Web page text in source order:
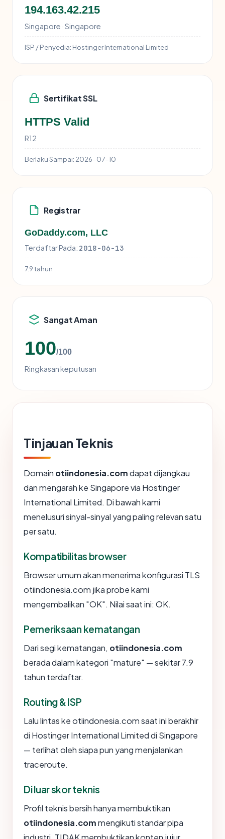
194.163.42.215
Singapore · Singapore
ISP / Penyedia: Hostinger International Limited
Sertifikat SSL
HTTPS Valid
R12
Berlaku Sampai: 2026-07-10
Registrar
GoDaddy.com, LLC
Terdaftar Pada: 2018-06-13
7.9 tahun
Sangat Aman
100/100
Ringkasan keputusan
Tinjauan Teknis
Domain otiindonesia.comdapat dijangkau
dan mengarah ke Singapore via Hostinger
International Limited. Di bawah kami
menelusuri sinyal-sinyal yang paling relevan satu
per satu.
Kompatibilitas browser
Browser umum akan menerima konfigurasi TLS
otiindonesia.com jika probe kami
mengembalikan "OK". Nilai saat ini: OK.
Pemeriksaan kematangan
Dari segi kematangan, otiindonesia.com
berada dalam kategori "mature" — sekitar 7.9
tahun terdaftar.
Routing & ISP
Lalu lintas ke otiindonesia.com saat ini berakhir
di Hostinger International Limited di Singapore
— terlihat oleh siapa pun yang menjalankan
traceroute.
Di luar skor teknis
Profil teknis bersih hanya membuktikan
otiindonesia.commengikuti standar pipa